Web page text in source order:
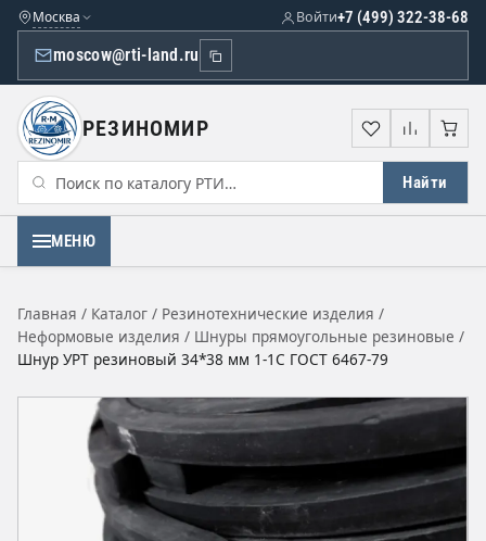
Москва
moscow@rti-land.ru
+7 (499) 322-38-68
Войти
РЕЗИНОМИР
Найти
Избранное
МЕНЮ
Главная / Каталог / Резинотехнические изделия /
Неформовые изделия / Шнуры прямоугольные резиновые /
Шнур УРТ резиновый 34*38 мм 1-1С ГОСТ 6467-79